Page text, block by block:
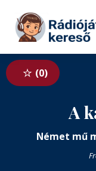
Tovább a
0
A
Német mű